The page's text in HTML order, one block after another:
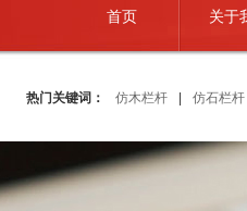
首页 关于
热门关键词： 仿木栏杆 仿石栏杆